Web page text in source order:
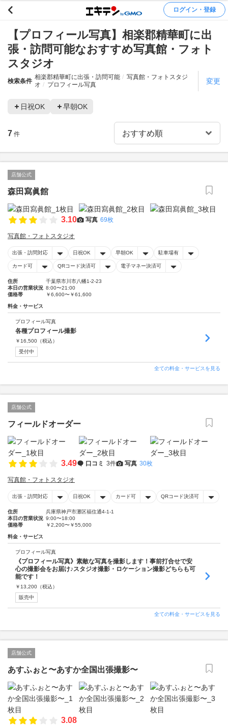
ログイン・登録
【プロフィール写真】相楽郡精華町に出
張・訪問可能なおすすめ写真館・フォト
スタジオ
検索条件
相楽郡精華町に出張・訪問可能
写真館・フォトスタジ
オ
プロフィール写真 変更
日祝OK 早朝OK
7 件
店舗公式
森田寫眞館
3.10 写真 69枚
写真館・フォトスタジオ
出張・訪問対応 日祝OK 早朝OK 駐車場有
カード可 QRコード決済可 電子マネー決済可
住所
千葉県市川市八幡1-2-23
本日の営業状況 8:00〜21:00
価格帯
￥6,600〜￥61,600
料金・サービス
プロフィール写真
各種プロフィール撮影
￥ 16,500 （税込）
受付中
全ての料金・サービスを見る
店舗公式
フィールドオーダー
3.49 口コミ 3件 写真 30枚
写真館・フォトスタジオ
出張・訪問対応 日祝OK カード可 QRコード決済可
住所
兵庫県神戸市灘区福住通4-1-1
本日の営業状況 9:00〜18:00
価格帯
￥2,200〜￥55,000
料金・サービス
プロフィール写真
《プロフィール写真》素敵な写真を撮影します！事前打合せで安
心の撮影会をお届け♪スタジオ撮影・ロケーション撮影どちらも可
能です！
￥ 13,200 （税込）
販売中
全ての料金・サービスを見る
店舗公式
あすふぉと〜あすか全国出張撮影〜
3.08